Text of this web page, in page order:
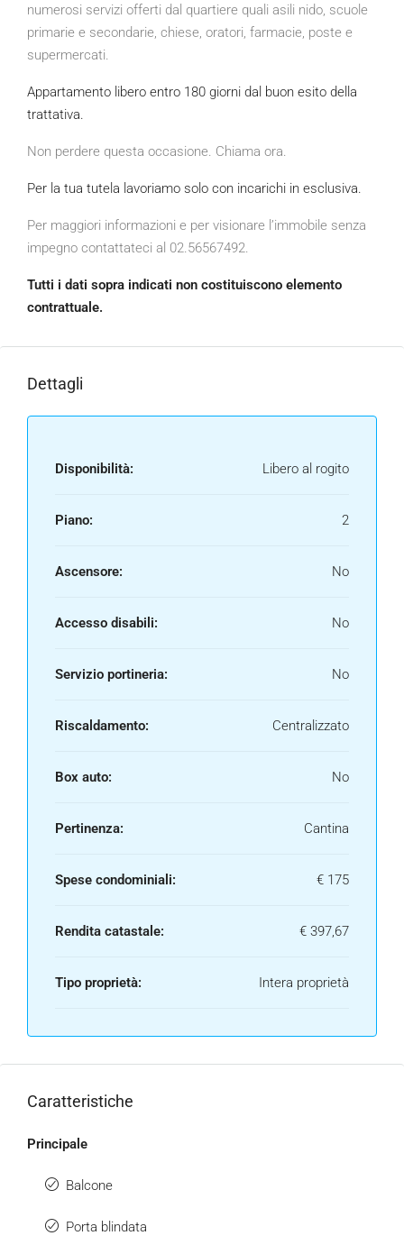
numerosi servizi offerti dal quartiere quali asili nido, scuole
primarie e secondarie, chiese, oratori, farmacie, poste e
supermercati.
Appartamento libero entro 180 giorni dal buon esito della
trattativa.
Non perdere questa occasione. Chiama ora.
Per la tua tutela lavoriamo solo con incarichi in esclusiva.
Per maggiori informazioni e per visionare l’immobile senza
impegno contattateci al 02.56567492.
Tutti i dati sopra indicati non costituiscono elemento
contrattuale.
Dettagli
Disponibilità: Libero al rogito
Piano: 2
Ascensore: No
Accesso disabili: No
Servizio portineria: No
Riscaldamento: Centralizzato
Box auto: No
Pertinenza: Cantina
Spese condominiali: € 175
Rendita catastale: € 397,67
Tipo proprietà: Intera proprietà
Caratteristiche
Principale
Balcone
Porta blindata